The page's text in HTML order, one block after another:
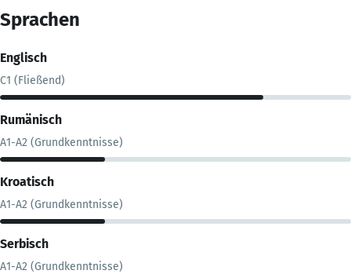
Sprachen
Englisch
C1 (Fließend)
Rumänisch
A1-A2 (Grundkenntnisse)
Kroatisch
A1-A2 (Grundkenntnisse)
Serbisch
A1-A2 (Grundkenntnisse)